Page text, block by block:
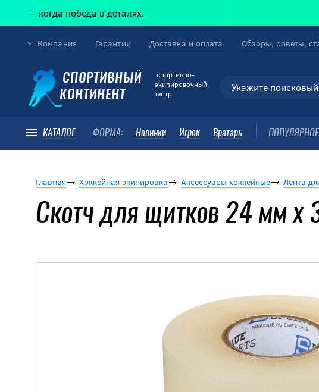
победа в деталях.
СПОРТИВНЫЙ
КОНТИНЕНТ
cпортивно-
экипировочный
центр
КАТАЛОГ ФОРМА: Новинки Игрок Вратарь
Компания Гарантии Доставка и оплата Обзоры, советы,
Главная Хоккейная экипировка Аксессуары хоккейные Лента
Скотч для щитков 24 мм х